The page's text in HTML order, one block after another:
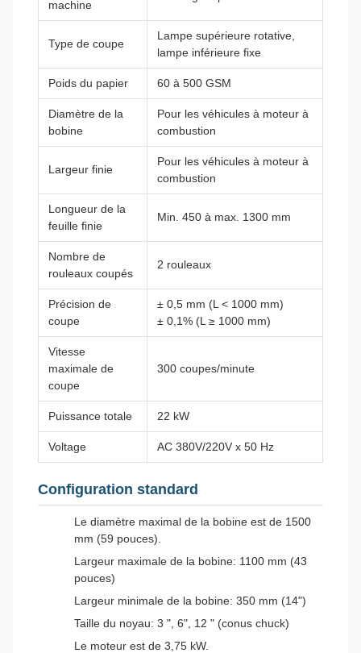
machine
Type de coupe
Lampe supérieure rotative,
lampe inférieure fixe
Poids du papier 60 à 500 GSM
Diamètre de la
bobine
Pour les véhicules à moteur à
combustion
Largeur finie
Pour les véhicules à moteur à
combustion
Longueur de la
feuille finie
Min. 450 à max. 1300 mm
Nombre de
rouleaux coupés
2 rouleaux
Précision de
coupe
± 0,5 mm (L < 1000 mm)
± 0,1% (L ≥ 1000 mm)
Vitesse
maximale de
coupe
300 coupes/minute
Puissance totale 22 kW
Voltage AC 380V/220V x 50 Hz
Configuration standard
Le diamètre maximal de la bobine est de 1500
mm (59 pouces).
Largeur maximale de la bobine: 1100 mm (43
pouces)
Largeur minimale de la bobine: 350 mm (14")
Taille du noyau: 3 ", 6", 12 " (conus chuck)
Le moteur est de 3,75 kW.